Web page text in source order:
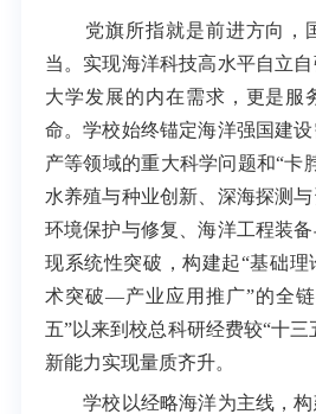
党旗所指就是前进方向，
当。实现海洋科技高水平自立
大学发展的内在需求，更是服
命。学校始终锚定海洋强国建
产等领域的重大科学问题和“卡
水养殖与种业创新、深海探测
环境保护与修复、海洋工程装
现系统性突破，构建起“基础
术突破—产业应用推广”的全
五”以来到校总科研经费较“十三
新能力实现量质齐升。
学校以经略海洋为主线，构